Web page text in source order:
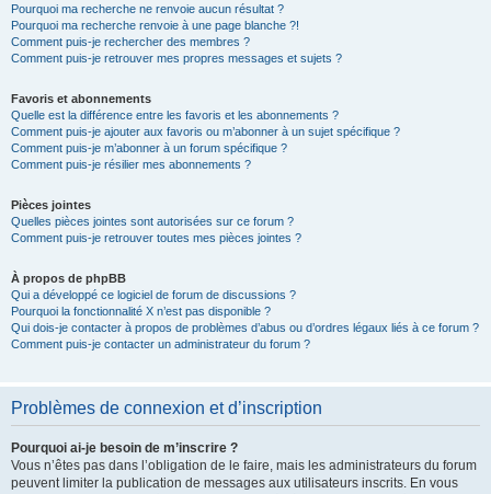
Pourquoi ma recherche ne renvoie aucun résultat ?
Pourquoi ma recherche renvoie à une page blanche ?!
Comment puis-je rechercher des membres ?
Comment puis-je retrouver mes propres messages et sujets ?
Favoris et abonnements
Quelle est la différence entre les favoris et les abonnements ?
Comment puis-je ajouter aux favoris ou m’abonner à un sujet spécifique ?
Comment puis-je m’abonner à un forum spécifique ?
Comment puis-je résilier mes abonnements ?
Pièces jointes
Quelles pièces jointes sont autorisées sur ce forum ?
Comment puis-je retrouver toutes mes pièces jointes ?
À propos de phpBB
Qui a développé ce logiciel de forum de discussions ?
Pourquoi la fonctionnalité X n’est pas disponible ?
Qui dois-je contacter à propos de problèmes d’abus ou d’ordres légaux liés à ce forum ?
Comment puis-je contacter un administrateur du forum ?
Problèmes de connexion et d’inscription
Pourquoi ai-je besoin de m’inscrire ?
Vous n’êtes pas dans l’obligation de le faire, mais les administrateurs du forum
peuvent limiter la publication de messages aux utilisateurs inscrits. En vous